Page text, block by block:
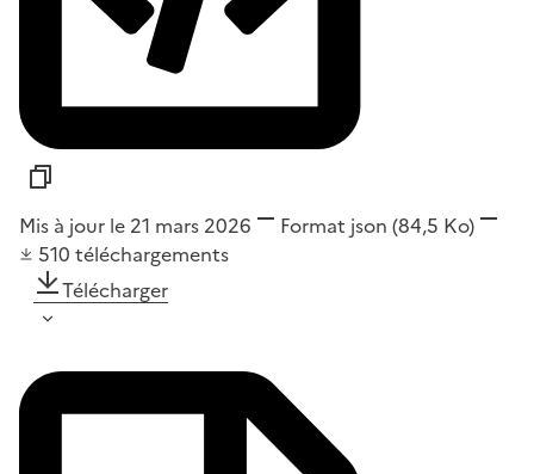
Mis à jour le 21 mars 2026 Format json (84,5 Ko)
510 téléchargements
Télécharger